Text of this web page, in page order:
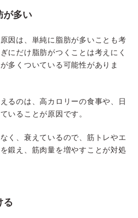
が多い
因は、単純に脂肪が多いことも考
にだけ脂肪がつくことは考えにく
多くついている可能性がありま
るのは、高カロリーの食事や、日
いることが原因です。
く、衰えているので、筋トレやエ
鍛え、筋肉量を増やすことが対処
る